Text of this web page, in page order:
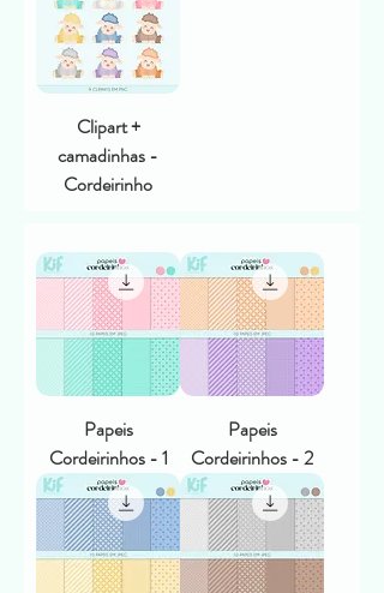
Clipart +
camadinhas -
Cordeirinho
Papeis
Cordeirinhos - 1
Papeis
Cordeirinhos - 2